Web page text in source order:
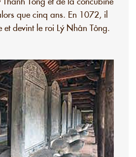
que cinq ans. En 1072, il
et devint le roi Lý Nhân Tông.